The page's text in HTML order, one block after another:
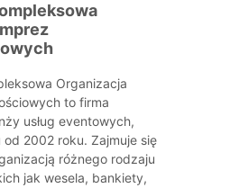
Organizacja
to firma
usług eventowych,
2002 roku. Zajmuje się
różnego rodzaju
jak wesela, bankiety,